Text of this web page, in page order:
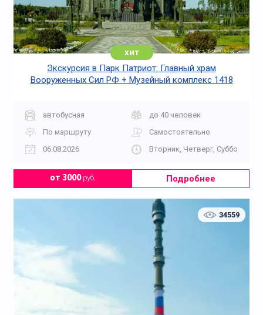
хит
Экскурсия в Парк Патриот: Главный храм
Вооруженных Сил РФ + Музейный комплекс 1418
автобусная
до 40 человек
По маршруту
Самостоятельно
06.08.2026
Вторник, Четверг, Суббота,
от 3000руб. Подробнее
34559